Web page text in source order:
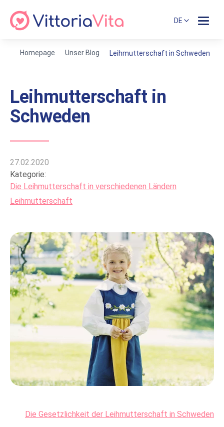
DE
Homepage Unser Blog Leihmutterschaft in Schweden
Leihmutterschaft in
Schweden
27.02.2020
Kategorie:
Die Leihmutterschaft in verschiedenen Ländern
Leihmutterschaft
Die Gesetzlichkeit der Leihmutterschaft in Schweden